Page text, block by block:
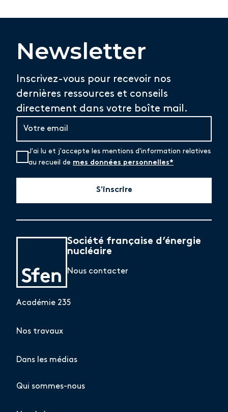
Newsletter
Inscrivez-vous pour recevoir nos
dernières ressources et conseils
directement dans votre boîte mail.
J'ai lu et j'accepte les mentions d'information relatives
au recueil de mes données personnelles*
S'inscrire
Société française d’énergie
nucléaire
Nous contacter
Académie 235
Nos travaux
Dans les médias
Qui sommes-nous